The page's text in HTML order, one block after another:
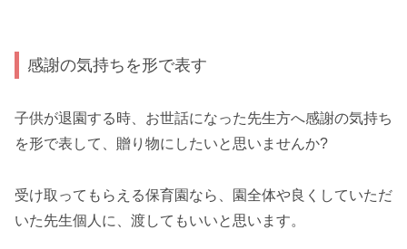
感謝の気持ちを形で表す
子供が退園する時、お世話になった先生方へ感謝の気持ち
を形で表して、贈り物にしたいと思いませんか?
受け取ってもらえる保育園なら、園全体や良くしていただ
いた先生個人に、渡してもいいと思います。